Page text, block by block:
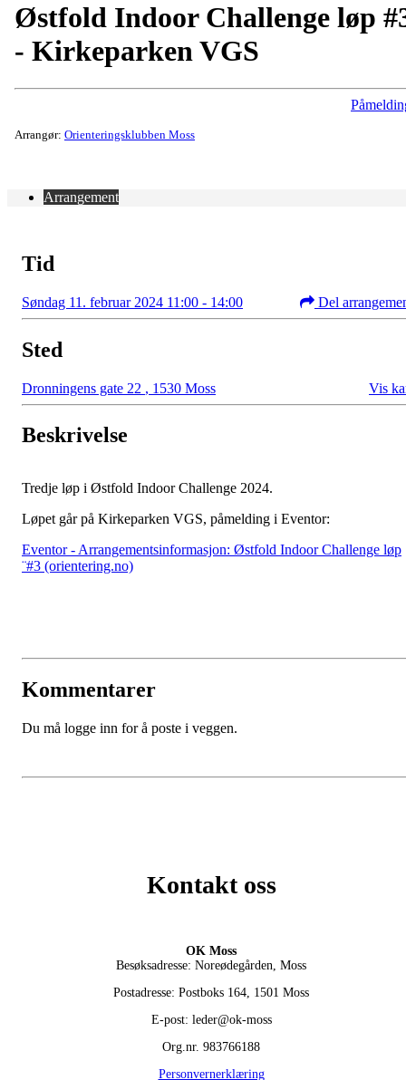
Østfold Indoor Challenge løp
- Kirkeparken VGS
Arrangør: Orienteringsklubben Moss
Arrangement
Tid
Søndag 11. februar 2024 11:00 - 14:00 Del
Sted
Dronningens gate 22 , 1530 Moss Vis
Beskrivelse
Tredje løp i Østfold Indoor Challenge 2024.
Løpet går på Kirkeparken VGS, påmelding i Eventor:
Eventor - Arrangementsinformasjon: Østfold Indoor Challenge løp
¨#3 (orientering.no)
Kommentarer
Du må logge inn for å poste i veggen.
Kontakt oss
OK Moss
Besøksadresse: Noreødegården, Moss
Postadresse: Postboks 164, 1501 Moss
E-post: leder@ok-moss
Org.nr. 983766188
Personvernerklæring